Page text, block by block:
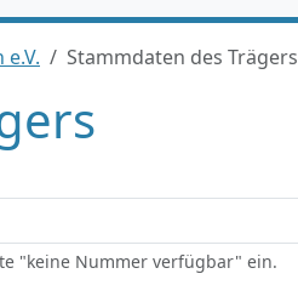
Stammdaten des Trägers
"keine Nummer verfügbar" ein.